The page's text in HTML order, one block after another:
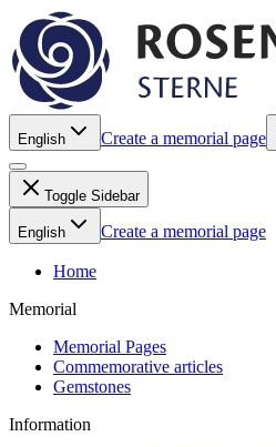
English Create a memorial page
Toggle Sidebar
English Create a memorial page
Home
Memorial
Memorial Pages
Commemorative articles
Gemstones
Information